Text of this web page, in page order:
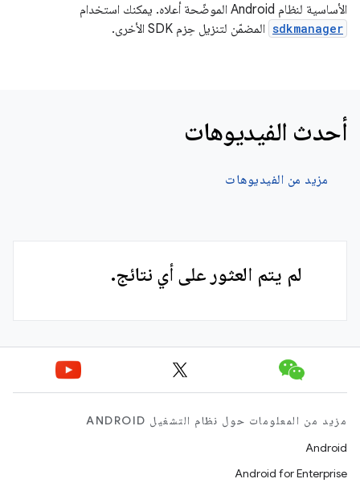
الأساسية لنظام Android الموضّحة أعلاه. يمكنك استخدام
sdkmanager المضمّن لتنزيل حِزم SDK الأخرى.
أحدث الفيديوهات
مزيد من الفيديوهات
لم يتم العثور على أي نتائج.
مزيد من المعلومات حول نظام التشغيل ANDROID
Android
Android for Enterprise